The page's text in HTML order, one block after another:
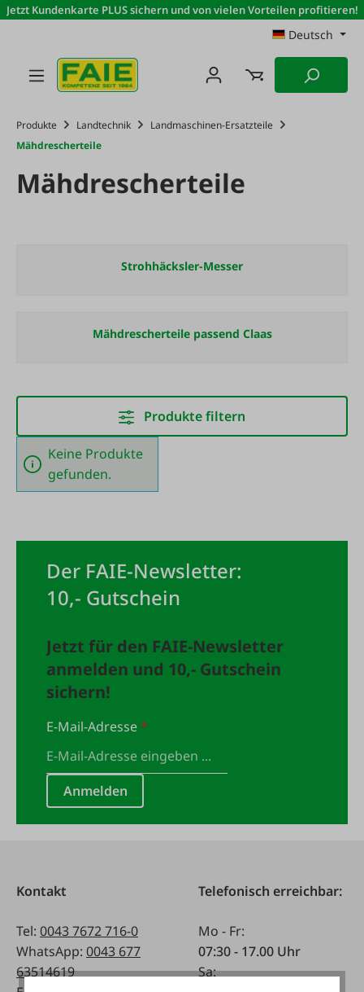
Zum Hauptinhalt springen
Jetzt Kundenkarte PLUS sichern und von vielen Vorteilen profitieren!
Deutsch
Produkte Landtechnik
Landmaschinen-Ersatzteile
Mähdrescherteile
Mähdrescherteile
Strohhäcksler-Messer
Mähdrescherteile passend Claas
Produkte filtern
Keine Produkte
gefunden.
Der FAIE-Newsletter:
10,- Gutschein
Jetzt für den FAIE-Newsletter
anmelden und 10,- Gutschein
sichern!
E-Mail-Adresse*
Anmelden
Kontakt
Tel: 0043 7672 716-0
WhatsApp: 0043 677
63514619
Telefonisch erreichbar:
Mo - Fr:
07:30 - 17.00 Uhr
Sa: